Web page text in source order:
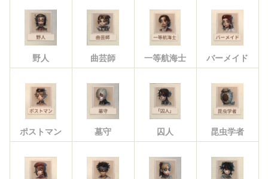
野人 曲芸師 一等航海士 バーメイド
ポストマン 墓守 囚人 昆虫学者